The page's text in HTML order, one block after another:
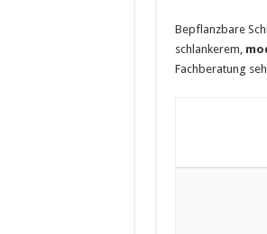
Bepflanzbare
schlankerem,
Fachberatung